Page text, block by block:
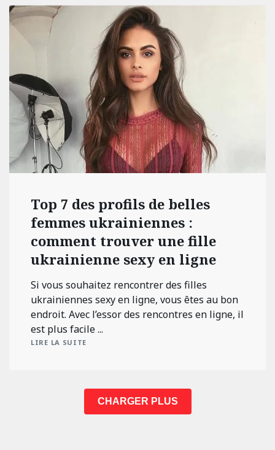
Top 7 des profils de belles
femmes ukrainiennes :
comment trouver une fille
ukrainienne sexy en ligne
Si vous souhaitez rencontrer des filles
ukrainiennes sexy en ligne, vous êtes au bon
endroit. Avec l’essor des rencontres en ligne, il
est plus facile ...
LIRE LA SUITE
CHARGER PLUS